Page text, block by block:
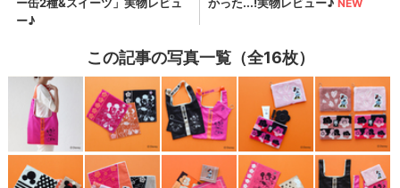
この記事の写真一覧（全16枚）